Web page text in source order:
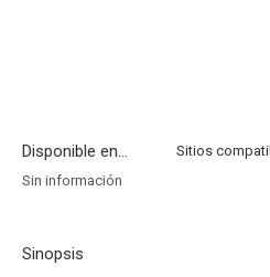
Disponible en...
Sin información
Sinopsis